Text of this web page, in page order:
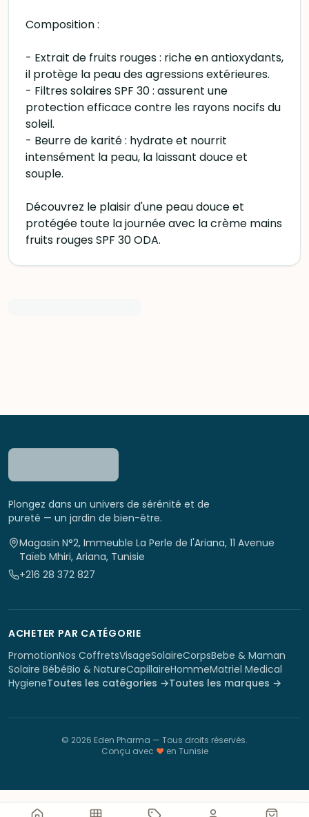
Composition :
- Extrait de fruits rouges : riche en antioxydants,
il protège la peau des agressions extérieures.
- Filtres solaires SPF 30 : assurent une
protection efficace contre les rayons nocifs du
soleil.
- Beurre de karité : hydrate et nourrit
intensément la peau, la laissant douce et
souple.
Découvrez le plaisir d'une peau douce et
protégée toute la journée avec la crème mains
fruits rouges SPF 30 ODA.
Plongez dans un univers de sérénité et de
pureté — un jardin de bien-être.
Magasin N°2, Immeuble La Perle de l'Ariana, 11 Avenue
Taïeb Mhiri, Ariana, Tunisie
+216 28 372 827
ACHETER PAR CATÉGORIE
PromotionNos CoffretsVisageSolaireCorpsBebe & Maman
Solaire BébéBio & NatureCapillaireHommeMatriel Medical
HygieneToutes les catégories →Toutes les marques →
© 2026 Eden Pharma — Tous droits réservés.
Conçu avec ♥en Tunisie